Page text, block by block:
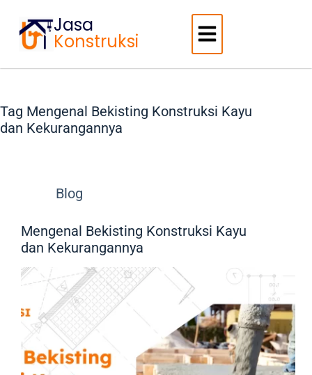
Jasa
Konstruksi
Tag Mengenal Bekisting Konstruksi Kayu
dan Kekurangannya
Blog
Mengenal Bekisting Konstruksi Kayu
dan Kekurangannya